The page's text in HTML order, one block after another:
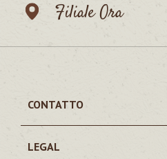
Filiale Ora
CONTATTO
LEGAL